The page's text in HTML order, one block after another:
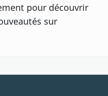
pour découvrir
sur